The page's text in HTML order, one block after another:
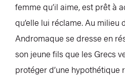
femme qu’il aime, est prêt à
qu’elle lui réclame. Au milieu
Andromaque se dresse en
son jeune fils que les Grecs
protéger d’une hypothétique